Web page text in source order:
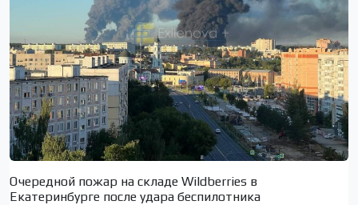
Очередной пожар на складе Wildberries в
Екатеринбурге после удара беспилотника